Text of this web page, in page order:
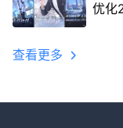
优化
查看更多